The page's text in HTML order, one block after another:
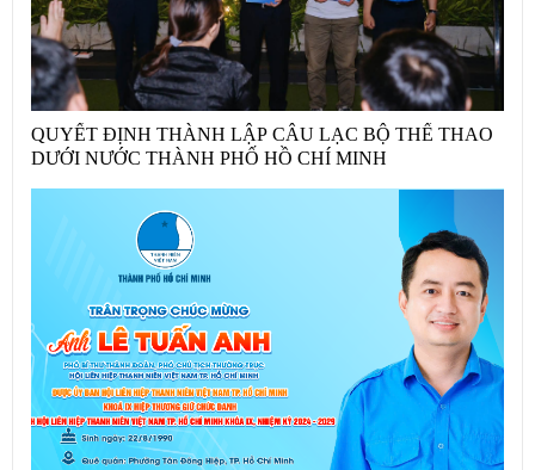
QUYẾT ĐỊNH THÀNH LẬP CÂU LẠC BỘ THỂ THAO
DƯỚI NƯỚC THÀNH PHỐ HỒ CHÍ MINH